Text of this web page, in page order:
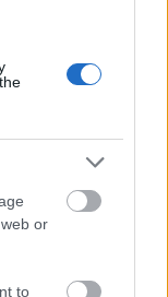
or
to
Colas Északkő
zúzottkő, 8
1
146 munkavállaló.
Kft. eddigi 35
ott vannak
vízi
nap szolgálják a
A jubileum
Cseh Zoltánnal a